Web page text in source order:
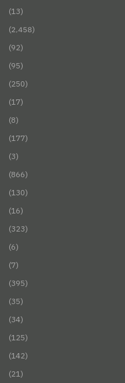
(13)
(2٬458)
(92)
(95)
(250)
(17)
(8)
(177)
(3)
(866)
(130)
(16)
(323)
(6)
(7)
(395)
(35)
(34)
(125)
(142)
(21)